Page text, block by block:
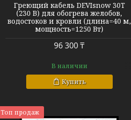
Греющий кабель DEVIsnow 30T
(230 В) для обогрева желобов,
водостоков и кровли (длина=40 м,
мощность=1250 Вт)
96 300 ₸
В наличии
Купить
Топ продаж